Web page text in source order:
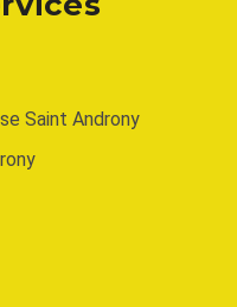
Saint Androny